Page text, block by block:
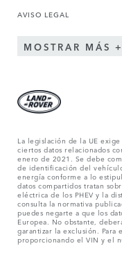
AVISO LEGAL
MOSTRAR MÁS
La legislación de la UE
ciertos datos relacionados
enero de 2021. Se debe
de identificación del
energía conforme a lo
datos compartidos tratan
eléctrica de los PHEV y la
consulta la normativa
puedes negarte a que los
Europea. No obstante,
garantizar la exclusión. Para
proporcionando el VIN y el